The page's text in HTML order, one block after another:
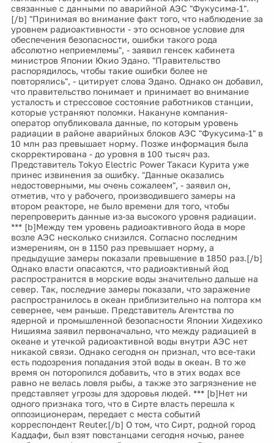
связанные с данными по аварийной АЭС "Фукусима-1".
[/b] "Принимая во внимание факт того, что наблюдение за
уровнем радиоактивности - это основное условие для
обеспечения безопасности, ошибки такого рода
абсолютно неприемлемы", - заявил генсек кабинета
министров Японии Юкио Эдано. "Правительство
распорядилось, чтобы такие ошибки более не
повторялись", - цитирует слова Эдано. Однако он добавил,
что правительство понимает и принимает во внимание
усталость и стрессовое состояние работников станции,
которые устраняют поломки. Накануне компания-
оператор опубликовала данные, по которым уровень
радиации в районе аварийных блоков АЭС "Фукусима-1" в
10 млн раз превышает норму. Позже информация была
скорректирована - до уровня в 100 тысяч раз.
Представитель Tokyo Electric Power Такаси Курита уже
принес извинения за ошибку. "Данные оказались
недостоверными, мы очень сожалеем", - заявил он,
отметив, что у рабочего, производившего замеры на
втором реакторе, не было времени для того, чтобы
перепроверить данные из-за высокого уровня радиации.
*** [b]Между тем уровень радиоактивного йода в море
возле АЭС несколько снизился. Согласно последним
измерениям, он в 1150 раз превышает норму, а
предыдущие замеры показали превышение в 1850 раз.[/b]
Однако власти опасаются, что радиоактивный йод
распространится в морские воды значительно дальше на
север. Так, последние замеры показали, что заражение
распространилось в океан приблизительно на полтора км
севернее, чем раньше. Представитель Агентства по
ядерной и промышленной безопасности Японии Хидехико
Нишияма заявил первоначально, что между радиацией в
океане и утечкой радиоактивной воды внутри АЭС нет
никакой связи. Однако сегодня он признал, что все-таки
есть подозрения попадания этой воды в океан. В то же
время он поторопился добавить, что в этих водах все
равно не велась ловля рыбы, а также это загрязнение не
представляет угрозы для здоровья людей. *** [b]Нет ни
одного признака того, что в Сирте власть перешла к
оппозиционерам, передает с места событий
корреспондент Reuter.[/b] О том, что Сирт, родной город
Каддафи, был взят повстанцами сегодня ночью, ранее